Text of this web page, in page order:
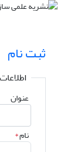
ثبت نام
عنوان
نام*